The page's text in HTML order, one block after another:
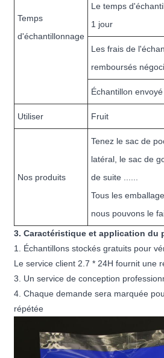
Temps
d'échantillonnage
Le temps
1 jour
Les frais de
remboursés
Échantillon
Utiliser Fruit
Nos produits
Tenez le sac de
latéral, le sac de
de suite ......
Tous les
nous pouvons le
3. Caractéristique et application du
1. Échantillons stockés gratuits pour
Le service client 2.7 * 24H fournit une
3. Un service de conception
4. Chaque demande sera marquée
répétée